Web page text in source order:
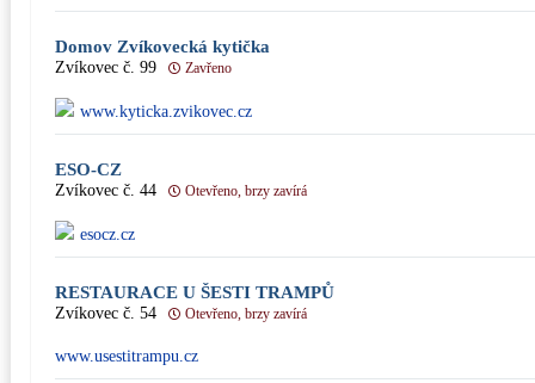
Domov Zvíkovecká kytička
Zvíkovec č. 99 Zavřeno
www.kyticka.zvikovec.cz
ESO-CZ
Zvíkovec č. 44 Otevřeno, brzy zavírá
esocz.cz
RESTAURACE U ŠESTI TRAMPŮ
Zvíkovec č. 54 Otevřeno, brzy zavírá
www.usestitrampu.cz